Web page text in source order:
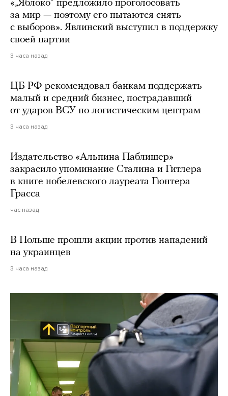
«„Яблоко“ предложило проголосовать
за мир — поэтому его пытаются снять
с выборов». Явлинский выступил в поддержку
своей партии
3 часа назад
ЦБ РФ рекомендовал банкам поддержать
малый и средний бизнес, пострадавший
от ударов ВСУ по логистическим центрам
3 часа назад
Издательство «Альпина Паблишер»
закрасило упоминание Сталина и Гитлера
в книге нобелевского лауреата Гюнтера
Грасса
час назад
В Польше прошли акции против нападений
на украинцев
3 часа назад